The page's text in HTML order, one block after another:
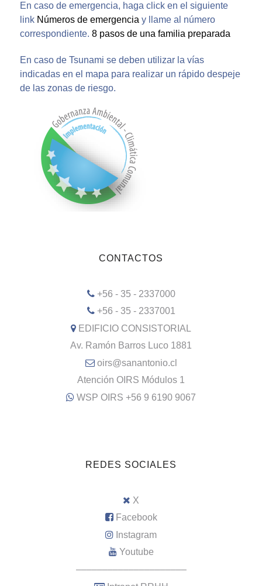
En caso de emergencia, haga click en el siguiente
link Números de emergencia y llame al número
correspondiente. 8 pasos de una familia preparada
En caso de Tsunami se deben utilizar la vías
indicadas en el mapa para realizar un rápido despeje
de las zonas de riesgo.
CONTACTOS
+56 - 35 - 2337000
+56 - 35 - 2337001
EDIFICIO CONSISTORIAL
Av. Ramón Barros Luco 1881
oirs@sanantonio.cl
Atención OIRS Módulos 1
WSP OIRS +56 9 6190 9067
REDES SOCIALES
X
Facebook
Instagram
Youtube
–––––––––––––––––––––